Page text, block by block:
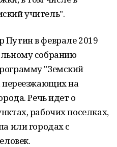
учитель".
в феврале 2019
собранию
"Земский
переезжающих на
Речь идет о
рабочих поселках,
или городах с